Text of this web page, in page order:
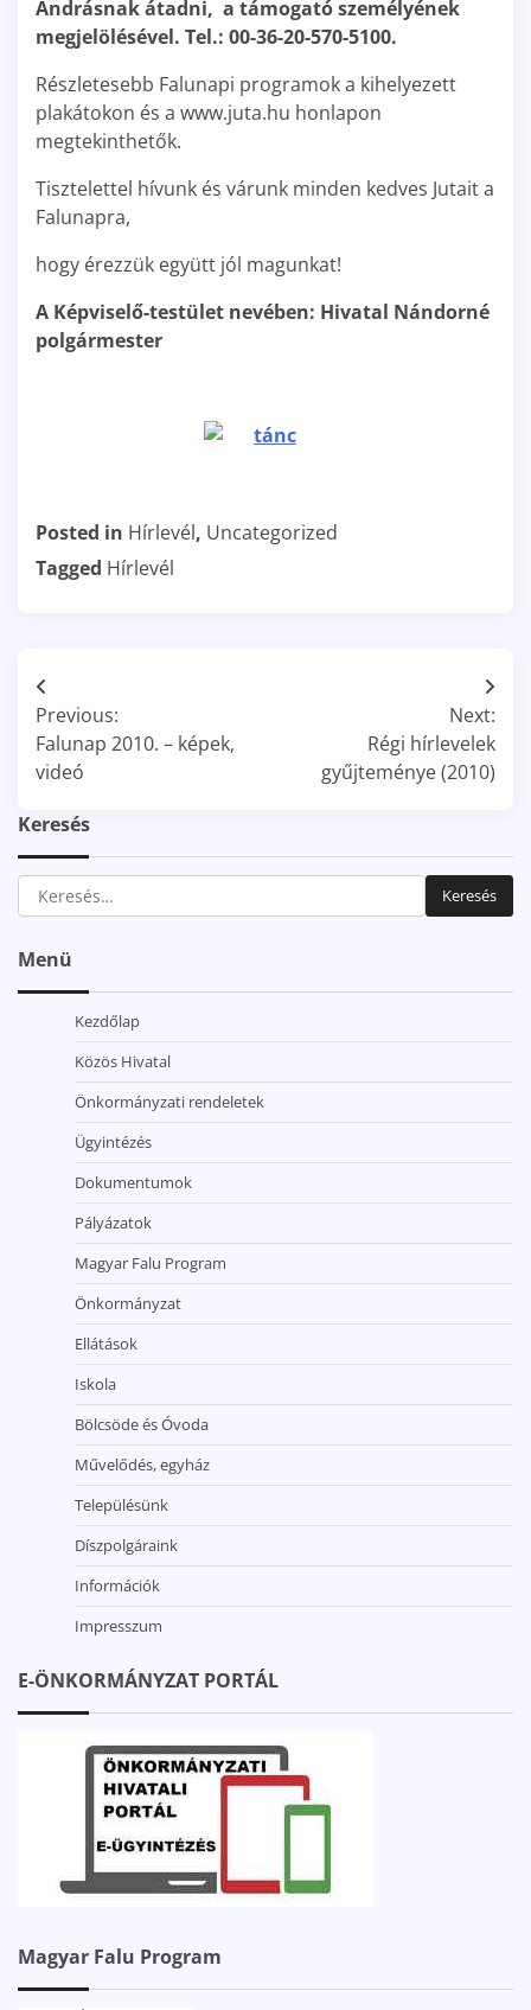
Andrásnak átadni, a támogató személyének
megjelölésével. Tel.: 00-36-20-570-5100.
Részletesebb Falunapi programok a kihelyezett
plakátokon és a www.juta.hu honlapon
megtekinthetők.
Tisztelettel hívunk és várunk minden kedves Jutait a
Falunapra,
hogy érezzük együtt jól magunkat!
A Képviselő-testület nevében: Hivatal Nándorné
polgármester
Posted in Hírlevél, Uncategorized
Tagged Hírlevél
Bejegyzés
navigáció
Previous:
Falunap 2010. – képek,
videó
Next:
Régi hírlevelek
gyűjteménye (2010)
Keresés
Keresés:
Menü
Kezdőlap
Közös Hivatal
Önkormányzati rendeletek
Ügyintézés
Dokumentumok
Pályázatok
Magyar Falu Program
Önkormányzat
Ellátások
Iskola
Bölcsöde és Óvoda
Művelődés, egyház
Településünk
Díszpolgáraink
Információk
Impresszum
E-ÖNKORMÁNYZAT PORTÁL
Magyar Falu Program